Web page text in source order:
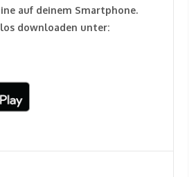
auf deinem Smartphone.
downloaden unter: